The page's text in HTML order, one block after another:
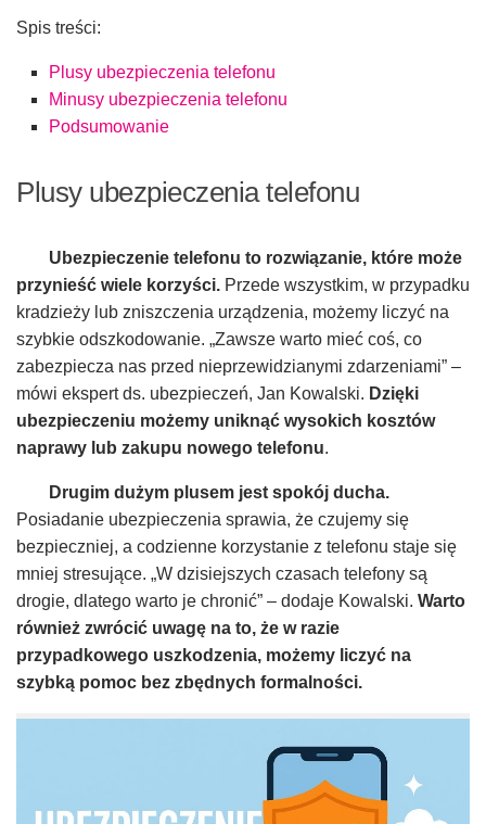
Spis treści:
Plusy ubezpieczenia telefonu
Minusy ubezpieczenia telefonu
Podsumowanie
Plusy ubezpieczenia telefonu
Ubezpieczenie telefonu to rozwiązanie, które może
przynieść wiele korzyści. Przede wszystkim, w przypadku
kradzieży lub zniszczenia urządzenia, możemy liczyć na
szybkie odszkodowanie. „Zawsze warto mieć coś, co
zabezpiecza nas przed nieprzewidzianymi zdarzeniami” –
mówi ekspert ds. ubezpieczeń, Jan Kowalski. Dzięki
ubezpieczeniu możemy uniknąć wysokich kosztów
naprawy lub zakupu nowego telefonu.
Drugim dużym plusem jest spokój ducha.
Posiadanie ubezpieczenia sprawia, że czujemy się
bezpieczniej, a codzienne korzystanie z telefonu staje się
mniej stresujące. „W dzisiejszych czasach telefony są
drogie, dlatego warto je chronić” – dodaje Kowalski. Warto
również zwrócić uwagę na to, że w razie
przypadkowego uszkodzenia, możemy liczyć na
szybką pomoc bez zbędnych formalności.